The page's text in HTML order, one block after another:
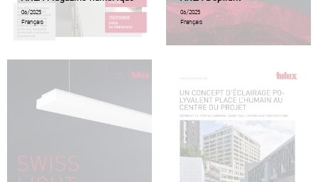
06/2025
Français
06/2025
Français